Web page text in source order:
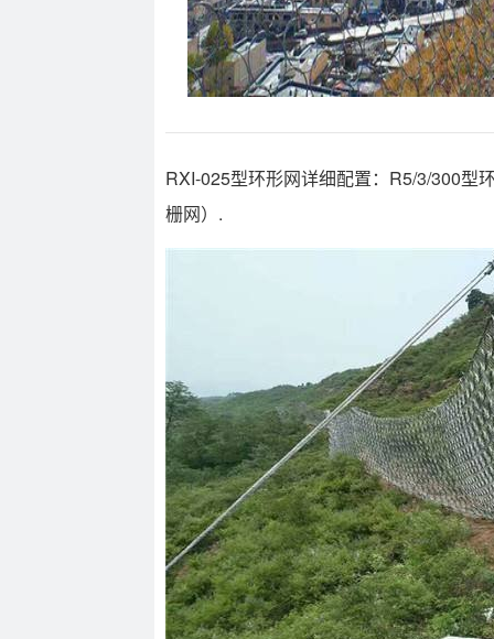
RXI-025型环形网详细配置：R5/3/300型
栅网）.